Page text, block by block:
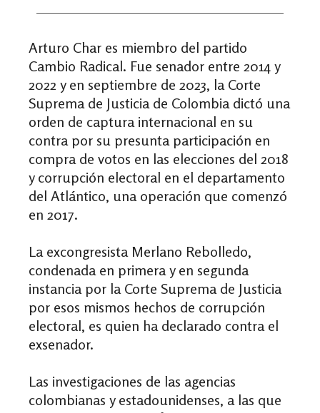
Arturo Char es miembro del partido
Cambio Radical. Fue senador entre 2014 y
2022 y en septiembre de 2023, la Corte
Suprema de Justicia de Colombia dictó una
orden de captura internacional en su
contra por su presunta participación en
compra de votos en las elecciones del 2018
y corrupción electoral en el departamento
del Atlántico, una operación que comenzó
en 2017.
La excongresista Merlano Rebolledo,
condenada en primera y en segunda
instancia por la Corte Suprema de Justicia
por esos mismos hechos de corrupción
electoral, es quien ha declarado contra el
exsenador.
Las investigaciones de las agencias
colombianas y estadounidenses, a las que